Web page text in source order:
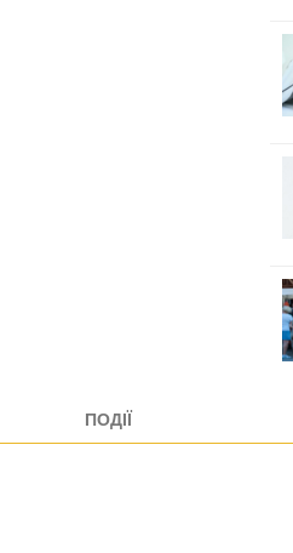
ПОДІЇ